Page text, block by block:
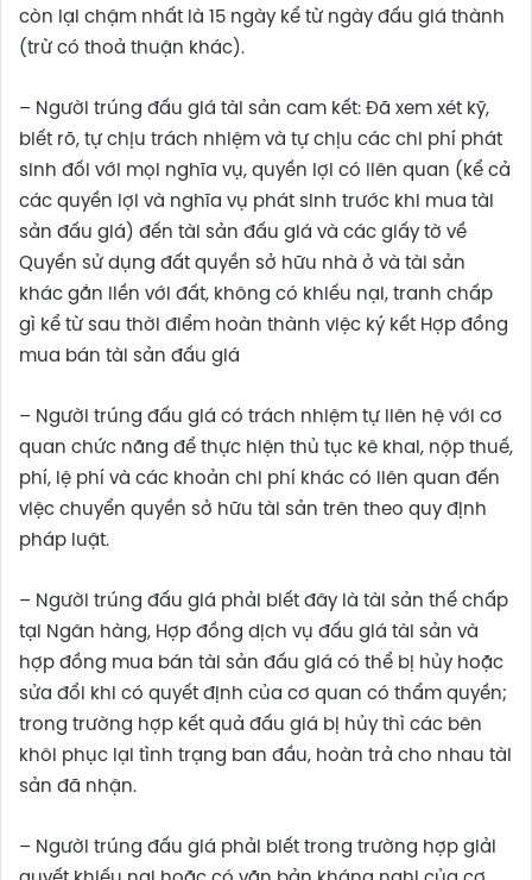
còn lại chậm nhất là 15 ngày kể từ ngày đấu giá thành
(trừ có thoả thuận khác).
– Người trúng đấu giá tài sản cam kết: Đã xem xét kỹ,
biết rõ, tự chịu trách nhiệm và tự chịu các chi phí phát
sinh đối với mọi nghĩa vụ, quyền lợi có liên quan (kể cả
các quyền lợi và nghĩa vụ phát sinh trước khi mua tài
sản đấu giá) đến tài sản đấu giá và các giấy tờ về
Quyền sử dụng đất quyền sở hữu nhà ở và tài sản
khác gắn liền với đất, không có khiếu nại, tranh chấp
gì kể từ sau thời điểm hoàn thành việc ký kết Hợp đồng
mua bán tài sản đấu giá
– Người trúng đấu giá có trách nhiệm tự liên hệ với cơ
quan chức năng để thực hiện thủ tục kê khai, nộp thuế,
phí, lệ phí và các khoản chi phí khác có liên quan đến
việc chuyển quyền sở hữu tài sản trên theo quy định
pháp luật.
– Người trúng đấu giá phải biết đây là tài sản thế chấp
tại Ngân hàng, Hợp đồng dịch vụ đấu giá tài sản và
hợp đồng mua bán tài sản đấu giá có thể bị hủy hoặc
sửa đổi khi có quyết định của cơ quan có thẩm quyền;
trong trường hợp kết quả đấu giá bị hủy thì các bên
khôi phục lại tình trạng ban đầu, hoàn trả cho nhau tài
sản đã nhận.
– Người trúng đấu giá phải biết trong trường hợp giải